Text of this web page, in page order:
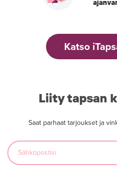
Katso
Liity tapsan
Saat parhaat tarjoukset ja